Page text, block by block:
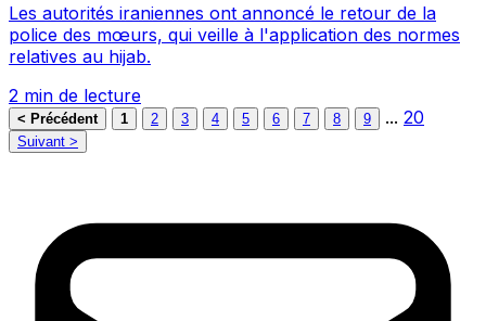
Les autorités iraniennes ont annoncé le retour de la
police des mœurs, qui veille à l'application des normes
relatives au hijab.
2 min de lecture
< Précédent 1 2 3 4 5 6 7 8 9 ... 20
Suivant >